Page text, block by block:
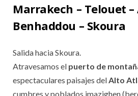
Marrakech – Telouet –
Benhaddou – Skoura
Salida hacia Skoura.
Atravesamos el puerto de
espectaculares paisajes del Alto
cumbres y poblados imazighen